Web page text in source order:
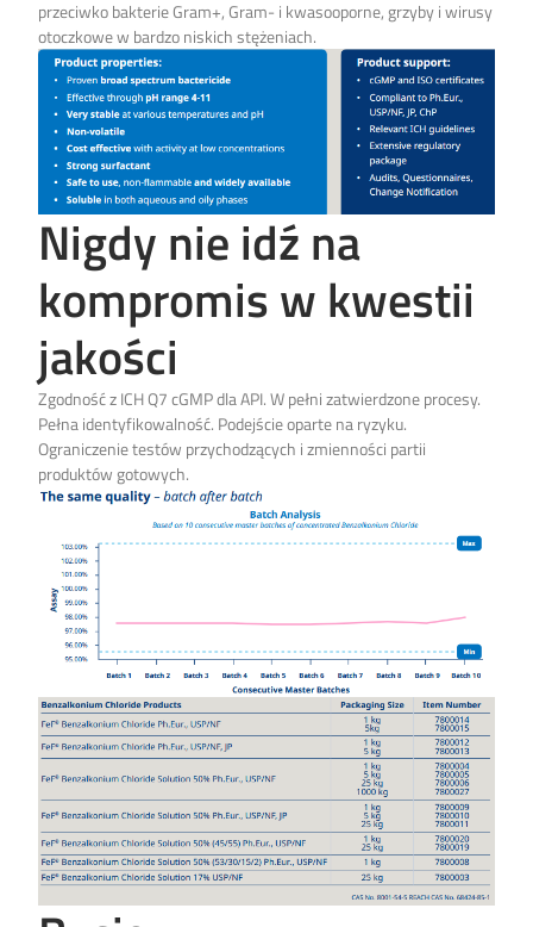
przeciwko bakterie Gram+, Gram- i kwasooporne, grzyby i wirusy
otoczkowe w bardzo niskich stężeniach.
Nigdy nie idź na
kompromis w kwestii
jakości
Zgodność z ICH Q7 cGMP dla API. W pełni zatwierdzone procesy.
Pełna identyfikowalność. Podejście oparte na ryzyku.
Ograniczenie testów przychodzących i zmienności partii
produktów gotowych.